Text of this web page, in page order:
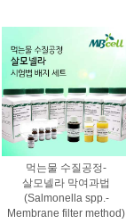
먹는물 수질공정-
살모넬라 막여과법
(Salmonella spp.-
Membrane filter method)